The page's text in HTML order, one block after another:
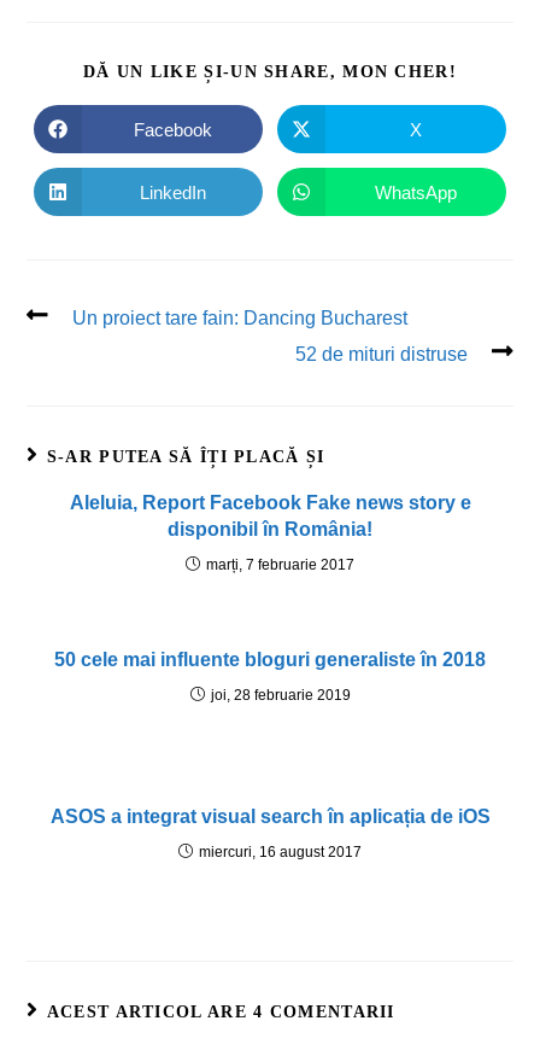
DĂ UN LIKE ȘI-UN SHARE, MON CHER!
Facebook X
LinkedIn WhatsApp
Un proiect tare fain: Dancing Bucharest
52 de mituri distruse
S-AR PUTEA SĂ ÎȚI PLACĂ ȘI
Aleluia, Report Facebook Fake news story e
disponibil în România!
marți, 7 februarie 2017
50 cele mai influente bloguri generaliste în 2018
joi, 28 februarie 2019
ASOS a integrat visual search în aplicația de iOS
miercuri, 16 august 2017
ACEST ARTICOL ARE 4 COMENTARII